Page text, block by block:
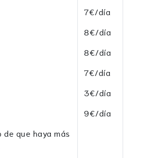
que haya más
7€/día
8€/día
8€/día
7€/día
3€/día
9€/día